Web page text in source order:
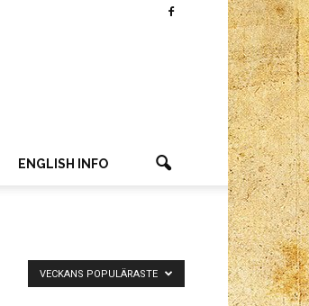
ENGLISH INFO
VECKANS POPULÄRASTE